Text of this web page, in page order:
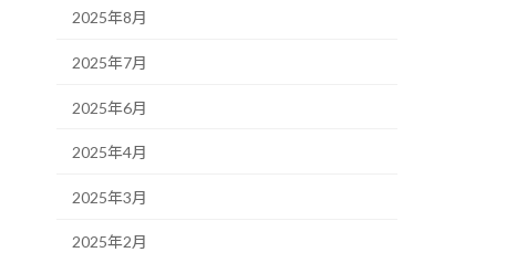
2025年8月
2025年7月
2025年6月
2025年4月
2025年3月
2025年2月